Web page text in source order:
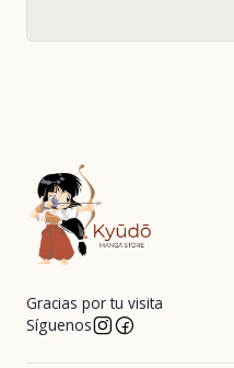
Gracias por tu visita
Síguenos